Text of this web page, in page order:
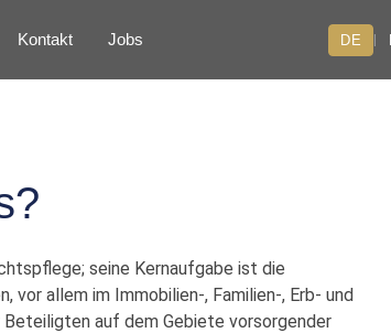
Kontakt Jobs DE
seine Kernaufgabe ist die
vor allem im Immobilien-, Familien-, Erb- und
auf dem Gebiete vorsorgender